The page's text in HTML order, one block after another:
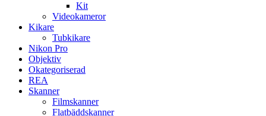
Kit
Videokameror
Kikare
Tubkikare
Nikon Pro
Objektiv
Okategoriserad
REA
Skanner
Filmskanner
Flatbäddskanner